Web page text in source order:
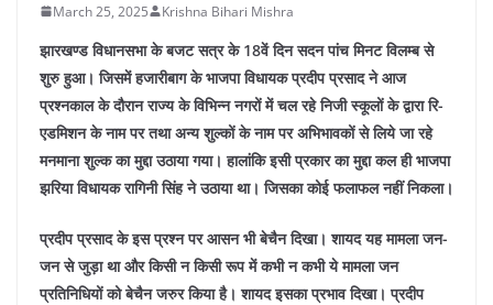
March 25, 2025 Krishna Bihari Mishra
झारखण्ड विधानसभा के बजट सत्र के 18वें दिन सदन पांच मिनट विलम्ब से
शुरु हुआ। जिसमें हजारीबाग के भाजपा विधायक प्रदीप प्रसाद ने आज
प्रश्नकाल के दौरान राज्य के विभिन्न नगरों में चल रहे निजी स्कूलों के द्वारा रि-
एडमिशन के नाम पर तथा अन्य शुल्कों के नाम पर अभिभावकों से लिये जा रहे
मनमाना शुल्क का मुद्दा उठाया गया। हालांकि इसी प्रकार का मुद्दा कल ही भाजपा
झरिया विधायक रागिनी सिंह ने उठाया था। जिसका कोई फलाफल नहीं निकला।
प्रदीप प्रसाद के इस प्रश्न पर आसन भी बेचैन दिखा। शायद यह मामला जन-
जन से जुड़ा था और किसी न किसी रूप में कभी न कभी ये मामला जन
प्रतिनिधियों को बेचैन जरुर किया है। शायद इसका प्रभाव दिखा। प्रदीप